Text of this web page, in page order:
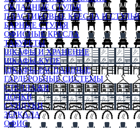
СКЛАДНЫЕ СТУЛЬЯ
ПЛАСТИКОВЫЕ КРЕСЛА И СТУЛЬЯ
БАРНЫЕ СТУЛЬЯ
ОФИСНЫЕ КРЕСЛА
ТАБУРЕТЫ
ШКАФЫ И ХРАНЕНИЕ
ШКАФЫ-КУПЕ
ШКАФЫ-РАСПАШНЫЕ
ГАРДЕРОБНЫЕ СИСТЕМЫ
СТЕЛЛАЖИ
ПОЛКИ
СУНДУКИ
ЗЕРКАЛА
ОФИС